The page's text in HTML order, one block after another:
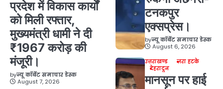
प्रदेश में विकास कार्यों
को मिली रफ्तार,
मुख्यमंत्री धामी ने दी
₹1967 करोड़ की
मंजूरी।
byन्यू कॉर्बेट समाचार डेस्क
August 7, 2026
टनकपुर
एक्सप्रेस।
byन्यू कॉर्बेट समाचार डेस्क
August 6, 2026
उत्तराखण्ड
ज़रा हटके
देहरादून
मानसून पर हाई